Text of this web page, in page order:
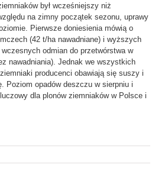
był wcześniejszy niż
na zimny początek sezonu, uprawy
Pierwsze doniesienia mówią o
(42 t/ha nawadniane) i wyższych
odmian do przetwórstwa w
nawadniania). Jednak we wszystkich
producenci obawiają się suszy i
Poziom opadów deszczu w sierpniu i
dla plonów ziemniaków w Polsce i